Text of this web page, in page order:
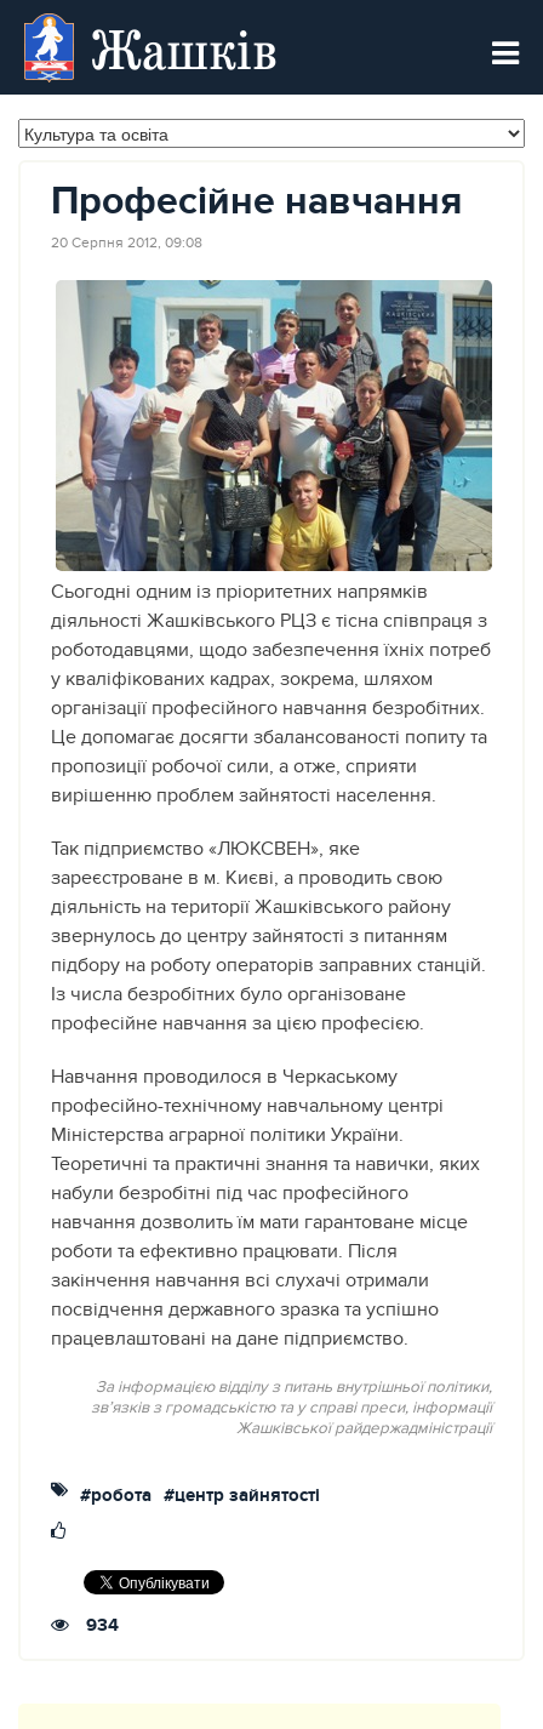
Жашків
Професійне навчання
20 Серпня 2012, 09:08
Сьогодні одним із пріоритетних напрямків
діяльності Жашківського РЦЗ є тісна співпраця з
роботодавцями, щодо забезпечення їхніх потреб
у кваліфікованих кадрах, зокрема, шляхом
організації професійного навчання безробітних.
Це допомагає досягти збалансованості попиту та
пропозиції робочої сили, а отже, сприяти
вирішенню проблем зайнятості населення.
Так підприємство «ЛЮКСВЕН», яке
зареєстроване в м. Києві, а проводить свою
діяльність на території Жашківського району
звернулось до центру зайнятості з питанням
підбору на роботу операторів заправних станцій.
Із числа безробітних було організоване
професійне навчання за цією професією.
Навчання проводилося в Черкаському
професійно-технічному навчальному центрі
Міністерства аграрної політики України.
Теоретичні та практичні знання та навички, яких
набули безробітні під час професійного
навчання дозволить їм мати гарантоване місце
роботи та ефективно працювати. Після
закінчення навчання всі слухачі отримали
посвідчення державного зразка та успішно
працевлаштовані на дане підприємство.
За інформацією відділу з питань внутрішньої політики,
зв’язків з громадськістю та у справі преси, інформації
Жашківської райдержадміністрації
#робота #центр зайнятості
934